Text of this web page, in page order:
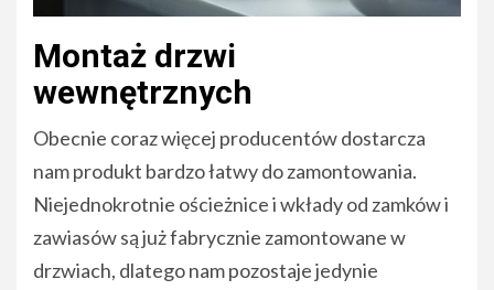
Montaż drzwi
wewnętrznych
Obecnie coraz więcej producentów dostarcza
nam produkt bardzo łatwy do zamontowania.
Niejednokrotnie ościeżnice i wkłady od zamków i
zawiasów są już fabrycznie zamontowane w
drzwiach, dlatego nam pozostaje jedynie